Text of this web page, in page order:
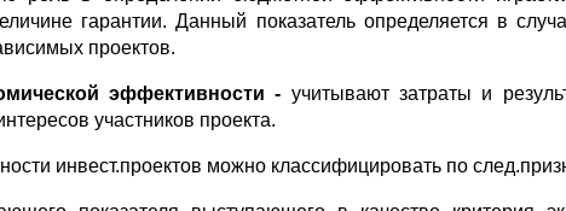
гарантии. Данный показатель определяется в
проектов.
эффективности - учитывают затраты и
участников проекта.
инвест.проектов можно классифицировать по